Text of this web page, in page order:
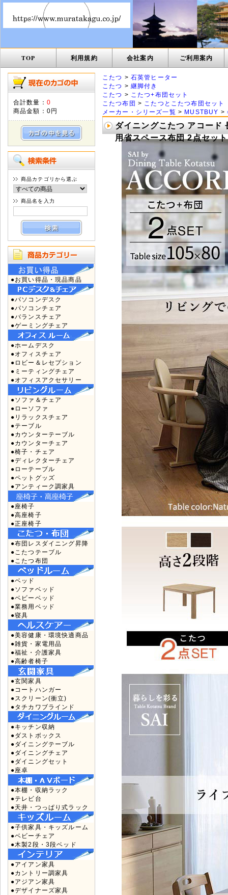
TOP 利用規約 会社案内 ご利用案内
合計数量： 0
商品金額： 0円
商品カテゴリから選ぶ
商品名を入力
●お買い得品・現品商品
●パソコンデスク
●パソコンチェア
●バランスチェア
●ゲーミングチェア
●ホームデスク
●オフィスチェア
●ロビー＆レセプション
●ミーティングチェア
●オフィスアクセサリー
●ソファ＆チェア
●ローソファ
●リラックスチェア
●テーブル
●カウンターテーブル
●カウンターチェア
●椅子・チェア
●ディレクターチェア
●ローテーブル
●ペットグッズ
●アンティーク調家具
●座椅子
●高座椅子
●正座椅子
●布団レスダイニング昇降
●こたつテーブル
●こたつ布団
●ベッド
●ソファベッド
●ベビーベッド
●業務用ベッド
●寝具
●美容健康・環境快適商品
●雑貨・家電用品
●福祉・介護家具
●高齢者椅子
●玄関家具
●コートハンガー
●スクリーン(衝立)
●タチカワブラインド
●キッチン収納
●ダストボックス
●ダイニングテーブル
●ダイニングチェア
●ダイニングセット
●座卓
●本棚・収納ラック
●テレビ台
●天井・つっぱり式ラック
●子供家具・キッズルーム
●ベビーチェア
●木製2段・3段ベッド
●アイアン家具
●カントリー調家具
●アジアン家具
●デザイナーズ家具
こたつ > 石英管ヒーター
こたつ > 継脚付き
こたつ >
こたつ+布団セット
こたつ布団 >
こたつとこたつ布団セット
メーカー・シリーズ一覧 > MUSTBUY >
ダイニングこたつ アコー
用省スペース布団 2点セッ